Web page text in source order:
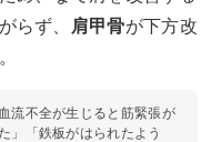
らず、
肩甲骨が下方改
流不全が生じると筋緊張が
」「鉄板がはられたよう